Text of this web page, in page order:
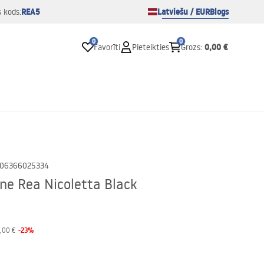
kods:REA5 Latviešu / EURBlogs
0
Favorīti Pieteikties
0
Grozs: 0,00 €
Rea Nicoletta Black
€ -23%